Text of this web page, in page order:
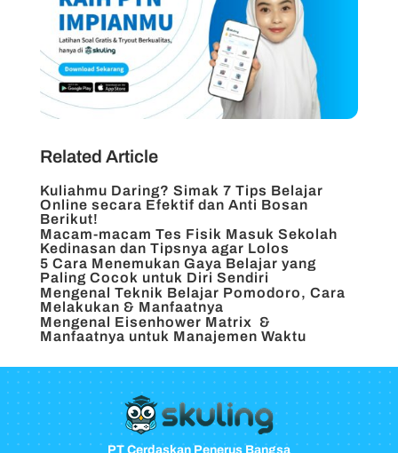
Related Article
Kuliahmu Daring? Simak 7 Tips Belajar
Online secara Efektif dan Anti Bosan
Berikut!
Macam-macam Tes Fisik Masuk Sekolah
Kedinasan dan Tipsnya agar Lolos
5 Cara Menemukan Gaya Belajar yang
Paling Cocok untuk Diri Sendiri
Mengenal Teknik Belajar Pomodoro, Cara
Melakukan & Manfaatnya
Mengenal Eisenhower Matrix &
Manfaatnya untuk Manajemen Waktu
PT Cerdaskan Penerus Bangsa